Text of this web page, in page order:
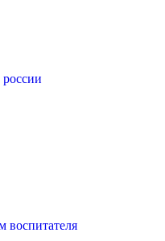
воспитателя